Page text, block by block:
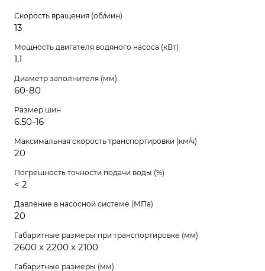
Скорость вращения (об/мин)
13
Мощность двигателя водяного насоса (кВт)
1,1
Диаметр заполнителя (мм)
60-80
Размер шин
6.50-16
Максимальная скорость транспортировки (км/ч)
20
Погрешность точности подачи воды (%)
< 2
Давление в насосной системе (МПа)
20
Габаритные размеры при транспортировке (мм)
2600 х 2200 х 2100
Габаритные размеры (мм)